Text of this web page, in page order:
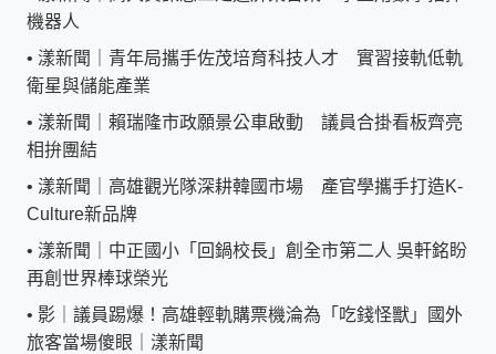
機器人
• 漾新聞｜青年局攜手佐茂培育科技人才 實習接軌低軌
衛星與儲能產業
• 漾新聞｜賴瑞隆市政願景公車啟動 議員合掛看板齊亮
相拚團結
• 漾新聞｜高雄觀光隊深耕韓國市場 產官學攜手打造K-
Culture新品牌
• 漾新聞｜中正國小「回鍋校長」創全市第二人 吳軒銘盼
再創世界棒球榮光
• 影｜議員踢爆！高雄輕軌購票機淪為「吃錢怪獸」國外
旅客當場傻眼｜漾新聞